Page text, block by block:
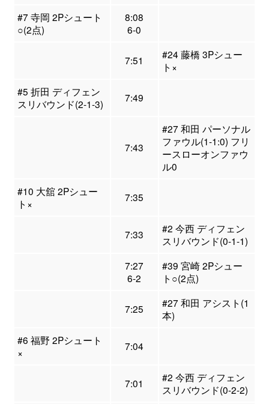
#7 寺岡 2Pシュート
○(2点)
8:08
6-0
7:51
#24 藤橋 3Pシュー
ト×
#5 折田 ディフェン
スリバウンド(2-1-3)
7:49
7:43
#27 和田 パーソナル
ファウル(1-1:0) フリ
ースローオンファウ
ル0
#10 大舘 2Pシュー
ト×
7:35
7:33
#2 今西 ディフェン
スリバウンド(0-1-1)
7:27
6-2
#39 宮崎 2Pシュー
ト○(2点)
7:25
#27 和田 アシスト(1
本)
#6 福野 2Pシュート
×
7:04
7:01
#2 今西 ディフェン
スリバウンド(0-2-2)